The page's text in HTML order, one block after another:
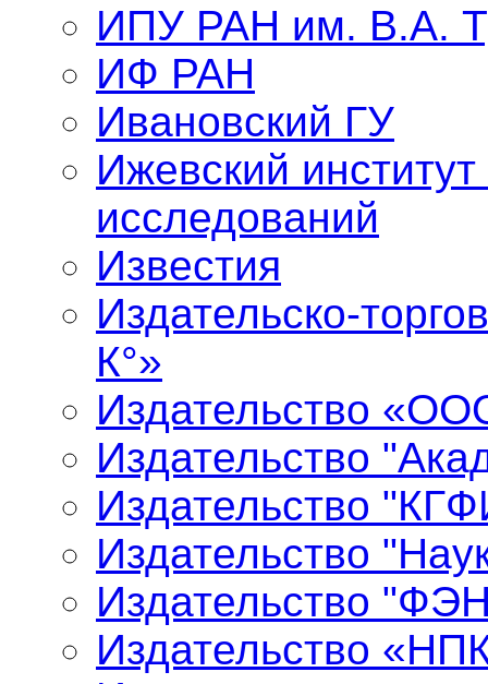
ИПУ РАН им. В.А.
ИФ РАН
Ивановский ГУ
Ижевский
исследований
Известия
Издательско-
К°»
Издательство
Издательство
Издательство
Издательство
Издательство
Издательство